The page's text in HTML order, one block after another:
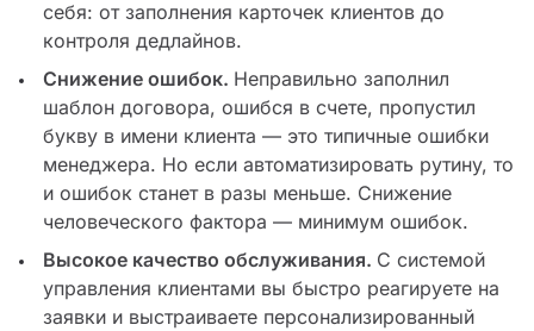
себя: от заполнения карточек клиентов до
контроля дедлайнов.
Снижение ошибок. Неправильно заполнил
шаблон договора, ошибся в счете, пропустил
букву в имени клиента — это типичные ошибки
менеджера. Но если автоматизировать рутину, то
и ошибок станет в разы меньше. Снижение
человеческого фактора — минимум ошибок.
Высокое качество обслуживания. С системой
управления клиентами вы быстро реагируете на
заявки и выстраиваете персонализированный